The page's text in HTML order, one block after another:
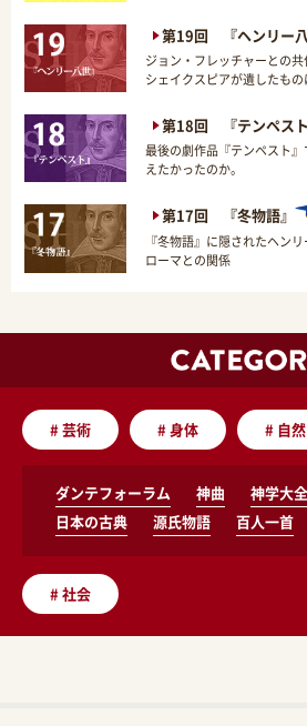
第19回 『ヘンリー八
ジョン・フレッチャーとの
シェイクスピアが遺したもの
第18回 『テンペスト
最後の劇作品『テンペスト
えたかったのか。
第17回 『冬物語』
『冬物語』に隠されたヘン
ローマとの関係
#芸術 #身体 # 自然
ダンテフォーラム 神曲 神学大全
日本の古典
源氏物語 百人一首
#社会